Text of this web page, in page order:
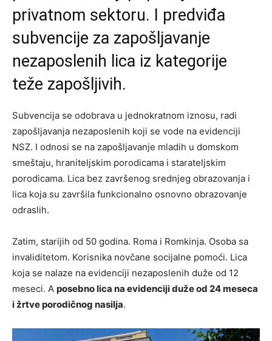
privatnom sektoru. I predviđa
subvencije za zapošljavanje
nezaposlenih lica iz kategorije
teže zapošljivih.
Subvencija se odobrava u jednokratnom iznosu, radi
zapošljavanja nezaposlenih koji se vode na evidenciji
NSZ. I odnosi se na zapošljavanje mladih u domskom
smeštaju, hraniteljskim porodicama i starateljskim
porodicama. Lica bez završenog srednjeg obrazovanja i
lica koja su završila funkcionalno osnovno obrazovanje
odraslih.
Zatim, starijih od 50 godina. Roma i Romkinja. Osoba sa
invaliditetom. Korisnika novčane socijalne pomoći. Lica
koja se nalaze na evidenciji nezaposlenih duže od 12
meseci. A posebno lica na evidenciji duže od 24 meseca
i žrtve porodičnog nasilja.